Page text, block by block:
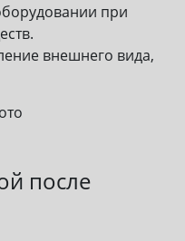
при
внешнего вида,
после